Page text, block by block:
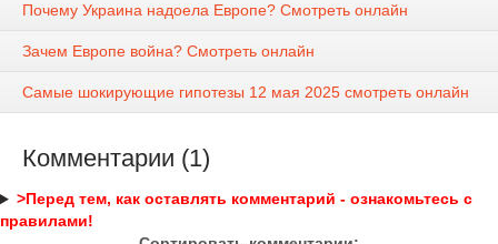
Почему Украина надоела Европе? Смотреть онлайн
Зачем Европе война? Смотреть онлайн
Самые шокирующие гипотезы 12 мая 2025 смотреть онлайн
Комментарии (1)
>Перед тем, как оставлять комментарий - ознакомьтесь с
правилами!